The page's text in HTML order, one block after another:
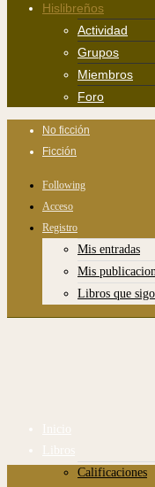
Hislibreños
Actividad
Grupos
Miembros
Foro
No ficción
Ficción
Following
Acceso
Registro
Mis entradas
Mis
Libros que sigo
Inicio
Libros
Calificaciones